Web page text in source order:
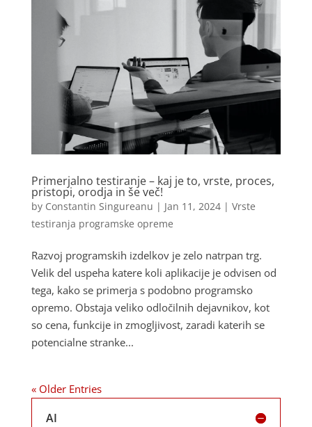
Primerjalno testiranje – kaj je to, vrste, proces,
pristopi, orodja in še več!
by Constantin Singureanu | Jan 11, 2024| Vrste
testiranja programske opreme
Razvoj programskih izdelkov je zelo natrpan trg.
Velik del uspeha katere koli aplikacije je odvisen od
tega, kako se primerja s podobno programsko
opremo. Obstaja veliko odločilnih dejavnikov, kot
so cena, funkcije in zmogljivost, zaradi katerih se
potencialne stranke...
« Older Entries
AI